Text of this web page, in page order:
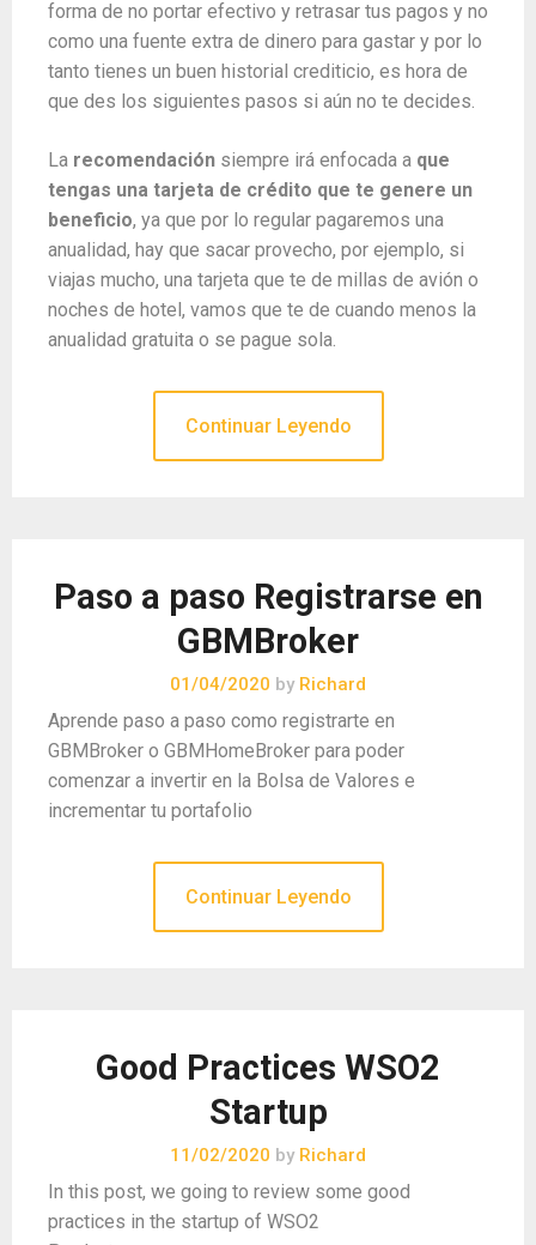
forma de no portar efectivo y retrasar tus pagos y no
como una fuente extra de dinero para gastar y por lo
tanto tienes un buen historial crediticio, es hora de
que des los siguientes pasos si aún no te decides.
La recomendación siempre irá enfocada a que
tengas una tarjeta de crédito que te genere un
beneficio, ya que por lo regular pagaremos una
anualidad, hay que sacar provecho, por ejemplo, si
viajas mucho, una tarjeta que te de millas de avión o
noches de hotel, vamos que te de cuando menos la
anualidad gratuita o se pague sola.
Continuar Leyendo
Paso a paso Registrarse en
GBMBroker
01/04/2020 by Richard
Aprende paso a paso como registrarte en
GBMBroker o GBMHomeBroker para poder
comenzar a invertir en la Bolsa de Valores e
incrementar tu portafolio
Continuar Leyendo
Good Practices WSO2
Startup
11/02/2020 by Richard
In this post, we going to review some good
practices in the startup of WSO2